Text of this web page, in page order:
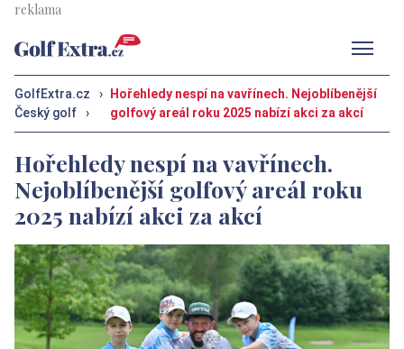
GolfExtra.cz
›
Český golf
›
Hořehledy nespí na vavřínech. Nejoblíbenější
golfový areál roku 2025 nabízí akci za akcí
Hořehledy nespí na vavřínech.
Nejoblíbenější golfový areál roku
2025 nabízí akci za akcí